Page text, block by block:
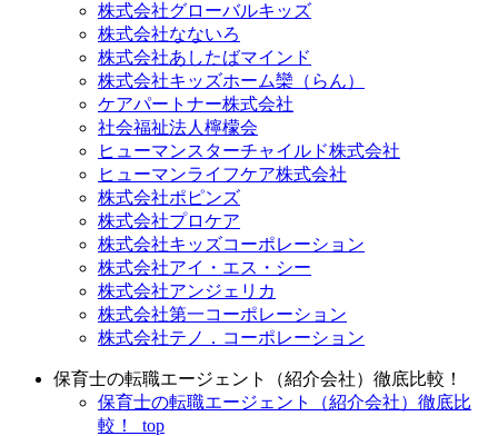
株式会社グローバルキッズ
株式会社なないろ
株式会社あしたばマインド
株式会社キッズホーム欒（らん）
ケアパートナー株式会社
社会福祉法人檸檬会
ヒューマンスターチャイルド株式会社
ヒューマンライフケア株式会社
株式会社ポピンズ
株式会社プロケア
株式会社キッズコーポレーション
株式会社アイ・エス・シー
株式会社アンジェリカ
株式会社第一コーポレーション
株式会社テノ．コーポレーション
保育士の転職エージェント（紹介会社）徹底比較！
保育士の転職エージェント（紹介会社）徹底比
較！_top